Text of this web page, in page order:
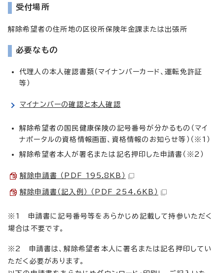
受付場所
解除希望者の住所地の区役所保険年金課または出張所
必要なもの
代理人の本人確認書類（マイナンバーカード、運転免許証
等）
マイナンバーの確認と本人確認
解除希望者の国民健康保険の記号番号が分かるもの（マイ
ナポータルの資格情報画面、資格情報のお知らせ等）（※1）
解除希望者本人が署名または記名押印した申請書（※2）
解除申請書 （PDF 195.8KB）
解除申請書（記入例） （PDF 254.6KB）
※1 申請書に記号番号等をあらかじめ記載して持参いただく
場合は不要です。
※2 申請書は、解除希望者本人に署名または記名押印してい
ただく必要があります。